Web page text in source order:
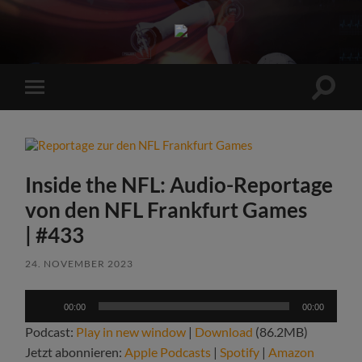
Sports
Maniac
Mobile-
Menü
Inside the NFL: Audio-Reportage
von den NFL Frankfurt Games
| #433
24. NOVEMBER 2023
00:00 00:00
Podcast: Play in new window | Download (86.2MB)
Jetzt abonnieren: Apple Podcasts | Spotify | Amazon